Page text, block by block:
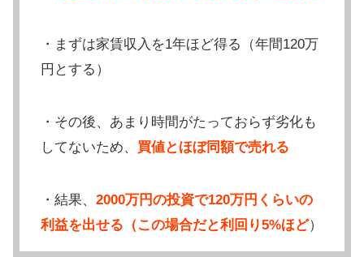
・まずは家賃収入を1年ほど得る（年間120万
円とする）
・その後、あまり時間がたっておらず劣化も
してないため、 買値とほぼ同額で売れる
・結果、 2000万円の投資で120万円くらいの
利益を出せる（この場合だと利回り5%ほど）